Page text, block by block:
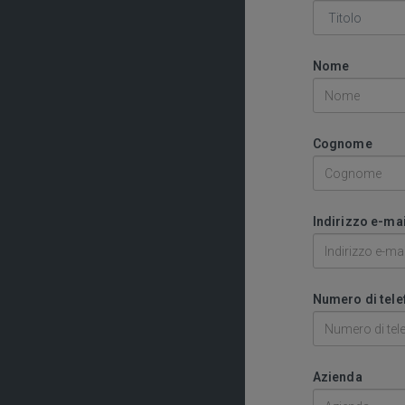
Nome
Cognome
Indirizzo e-mail
Numero di
Azienda